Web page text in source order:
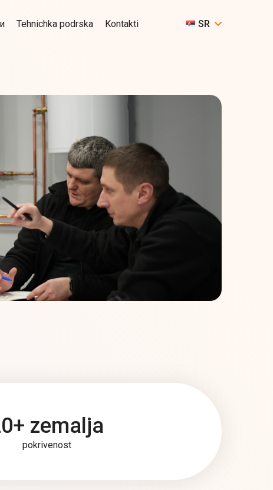
Tehnichka podrska Kontakti SR
zemalja
pokrivenost